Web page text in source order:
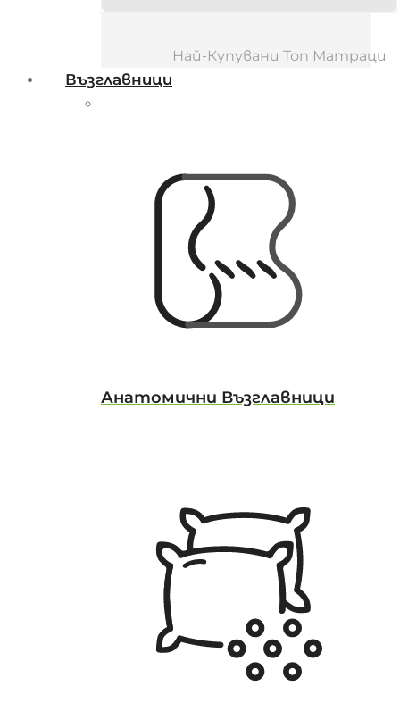
Най-Купувани Топ Матраци
Възглавници
Анатомични Възглавници